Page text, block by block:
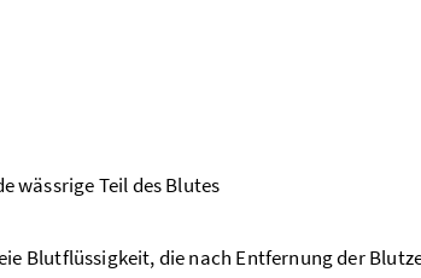
wässrige Teil des Blutes
Blutflüssigkeit, die nach Entfernung der